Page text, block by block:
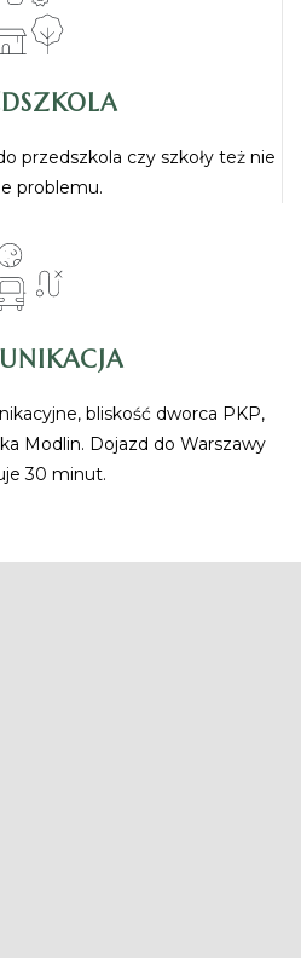
przedszkola czy szkoły też nie
problemu.
bliskość dworca PKP,
Modlin. Dojazd do Warszawy
30 minut.